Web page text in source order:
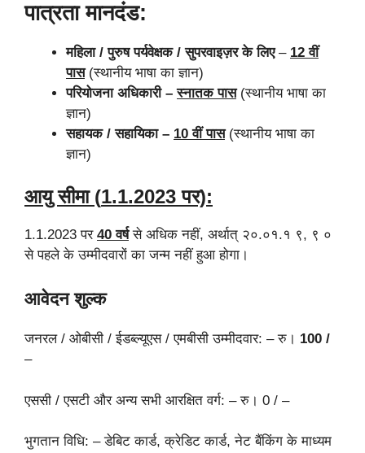
पात्रता मानदंड:
महिला / पुरुष पर्यवेक्षक / सुपरवाइज़र के लिए– 12 वीं
पास(स्थानीय भाषा का ज्ञान)
परियोजना अधिकारी – स्नातक पास(स्थानीय भाषा का
ज्ञान)
सहायक / सहायिका – 10 वीं पास(स्थानीय भाषा का
ज्ञान)
आयु सीमा (1.1.2023 पर):
1.1.2023 पर 40 वर्षसे अधिक नहीं, अर्थात् २०.०१.१ ९, ९ ०
से पहले के उम्मीदवारों का जन्म नहीं हुआ होगा।
आवेदन शुल्क
जनरल / ओबीसी / ईडब्ल्यूएस / एमबीसी उम्मीदवार: – रु। 100 /
–
एससी / एसटी और अन्य सभी आरक्षित वर्ग: – रु। 0 / –
भुगतान विधि: – डेबिट कार्ड, क्रेडिट कार्ड, नेट बैंकिंग के माध्यम